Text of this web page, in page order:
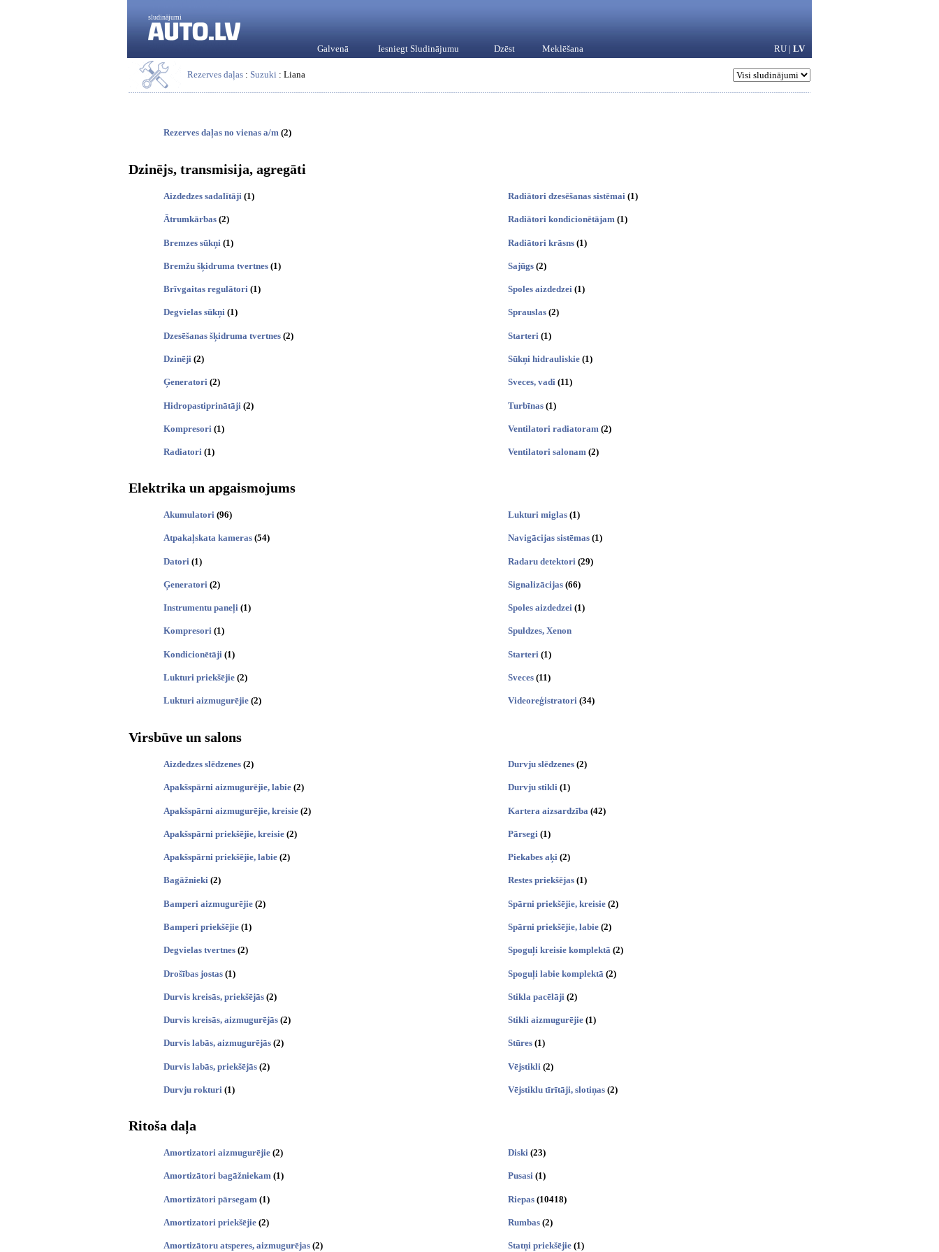
sludinājumi
Galvenā Iesniegt Sludinājumu Dzēst Meklēšana RU | LV
Rezerves daļas : Suzuki : Liana
Rezerves daļas no vienas a/m (2)
Dzinējs, transmisija, agregāti
Aizdedzes sadalītāji (1)
Ātrumkārbas (2)
Bremzes sūkņi (1)
Bremžu šķidruma tvertnes (1)
Brīvgaitas regulātori (1)
Degvielas sūkņi (1)
Dzesēšanas šķidruma tvertnes (2)
Dzinēji (2)
Ģeneratori (2)
Hidropastiprinātāji (2)
Kompresori (1)
Radiatori (1)
Radiātori dzesēšanas sistēmai (1)
Radiātori kondicionētājam (1)
Radiātori krāsns (1)
Sajūgs (2)
Spoles aizdedzei (1)
Sprauslas (2)
Starteri (1)
Sūkņi hidrauliskie (1)
Sveces, vadi (11)
Turbīnas (1)
Ventilatori radiatoram (2)
Ventilatori salonam (2)
Elektrika un apgaismojums
Akumulatori (96)
Atpakaļskata kameras (54)
Datori (1)
Ģeneratori (2)
Instrumentu paneļi (1)
Kompresori (1)
Kondicionētāji (1)
Lukturi priekšējie (2)
Lukturi aizmugurējie (2)
Lukturi miglas (1)
Navigācijas sistēmas (1)
Radaru detektori (29)
Signalizācijas (66)
Spoles aizdedzei (1)
Spuldzes, Xenon
Starteri (1)
Sveces (11)
Videoreģistratori (34)
Virsbūve un salons
Aizdedzes slēdzenes (2)
Apakšspārni aizmugurējie, labie (2)
Apakšspārni aizmugurējie, kreisie (2)
Apakšspārni priekšējie, kreisie (2)
Apakšspārni priekšējie, labie (2)
Bagāžnieki (2)
Bamperi aizmugurējie (2)
Bamperi priekšējie (1)
Degvielas tvertnes (2)
Drošības jostas (1)
Durvis kreisās, priekšējās (2)
Durvis kreisās, aizmugurējās (2)
Durvis labās, aizmugurējās (2)
Durvis labās, priekšējās (2)
Durvju rokturi (1)
Durvju slēdzenes (2)
Durvju stikli (1)
Kartera aizsardzība (42)
Pārsegi (1)
Piekabes aķi (2)
Restes priekšējas (1)
Spārni priekšējie, kreisie (2)
Spārni priekšējie, labie (2)
Spoguļi kreisie komplektā (2)
Spoguļi labie komplektā (2)
Stikla pacēlāji (2)
Stikli aizmugurējie (1)
Stūres (1)
Vējstikli (2)
Vējstiklu tīrītāji, slotiņas (2)
Ritoša daļa
Amortizatori aizmugurējie (2)
Amortizātori bagāžniekam (1)
Amortizātori pārsegam (1)
Amortizatori priekšējie (2)
Amortizātoru atsperes, aizmugurējas (2)
Diski (23)
Pusasi (1)
Riepas (10418)
Rumbas (2)
Statņi priekšējie (1)